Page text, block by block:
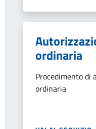
ordinaria
Procedimento di
ordinaria